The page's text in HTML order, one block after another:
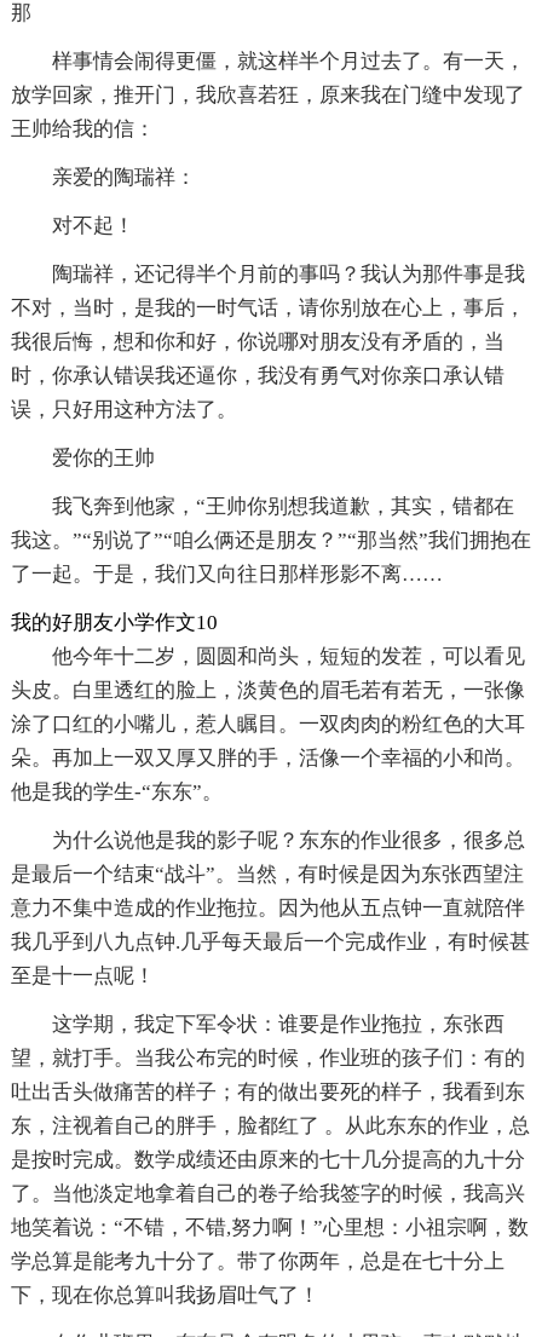
那
样事情会闹得更僵，就这样半个月过去了。有一天，
放学回家，推开门，我欣喜若狂，原来我在门缝中发现了
王帅给我的信：
亲爱的陶瑞祥：
对不起！
陶瑞祥，还记得半个月前的事吗？我认为那件事是我
不对，当时，是我的一时气话，请你别放在心上，事后，
我很后悔，想和你和好，你说哪对朋友没有矛盾的，当
时，你承认错误我还逼你，我没有勇气对你亲口承认错
误，只好用这种方法了。
爱你的王帅
我飞奔到他家，“王帅你别想我道歉，其实，错都在
我这。”“别说了”“咱么俩还是朋友？”“那当然”我们拥抱在
了一起。于是，我们又向往日那样形影不离……
我的好朋友小学作文10
他今年十二岁，圆圆和尚头，短短的发茬，可以看见
头皮。白里透红的脸上，淡黄色的眉毛若有若无，一张像
涂了口红的小嘴儿，惹人瞩目。一双肉肉的粉红色的大耳
朵。再加上一双又厚又胖的手，活像一个幸福的小和尚。
他是我的学生-“东东”。
为什么说他是我的影子呢？东东的作业很多，很多总
是最后一个结束“战斗”。当然，有时候是因为东张西望注
意力不集中造成的作业拖拉。因为他从五点钟一直就陪伴
我几乎到八九点钟.几乎每天最后一个完成作业，有时候甚
至是十一点呢！
这学期，我定下军令状：谁要是作业拖拉，东张西
望，就打手。当我公布完的时候，作业班的孩子们：有的
吐出舌头做痛苦的样子；有的做出要死的样子，我看到东
东，注视着自己的胖手，脸都红了 。从此东东的作业，总
是按时完成。数学成绩还由原来的七十几分提高的九十分
了。当他淡定地拿着自己的卷子给我签字的时候，我高兴
地笑着说：“不错，不错,努力啊！”心里想：小祖宗啊，数
学总算是能考九十分了。带了你两年，总是在七十分上
下，现在你总算叫我扬眉吐气了！